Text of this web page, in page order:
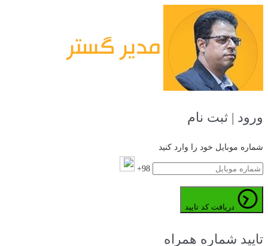
ورود | ثبت نام
شماره موبایل خود را وارد کنید
98+
تایید شماره همراه